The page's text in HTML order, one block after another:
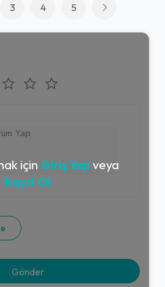
3 4 5
için Giriş Yap veya
Kayıt Ol